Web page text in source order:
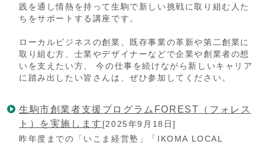
践を通し情熱を持って生駒で新しい挑戦に取り組む人た
ちをサポートする講座です。
ローカルビジネスの創業、既存事業の革新や第二創業に
取り組む方、士業やデザイナーなどで企業や創業者の想
いを支えたい方、 今の仕事を続けながら新しいキャリア
に踏み出したい皆さんは、ぜひ参加してください。
生駒市創業者支援プログラムFOREST（フォレス
ト）を実施します [2025年9月18日]
昨年度までの「いこま経営塾」「IKOMA LOCAL